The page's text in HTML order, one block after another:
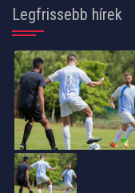
Legfrissebb hírek